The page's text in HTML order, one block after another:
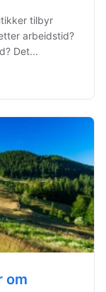
tilbyr
arbeidstid?
Det...
om